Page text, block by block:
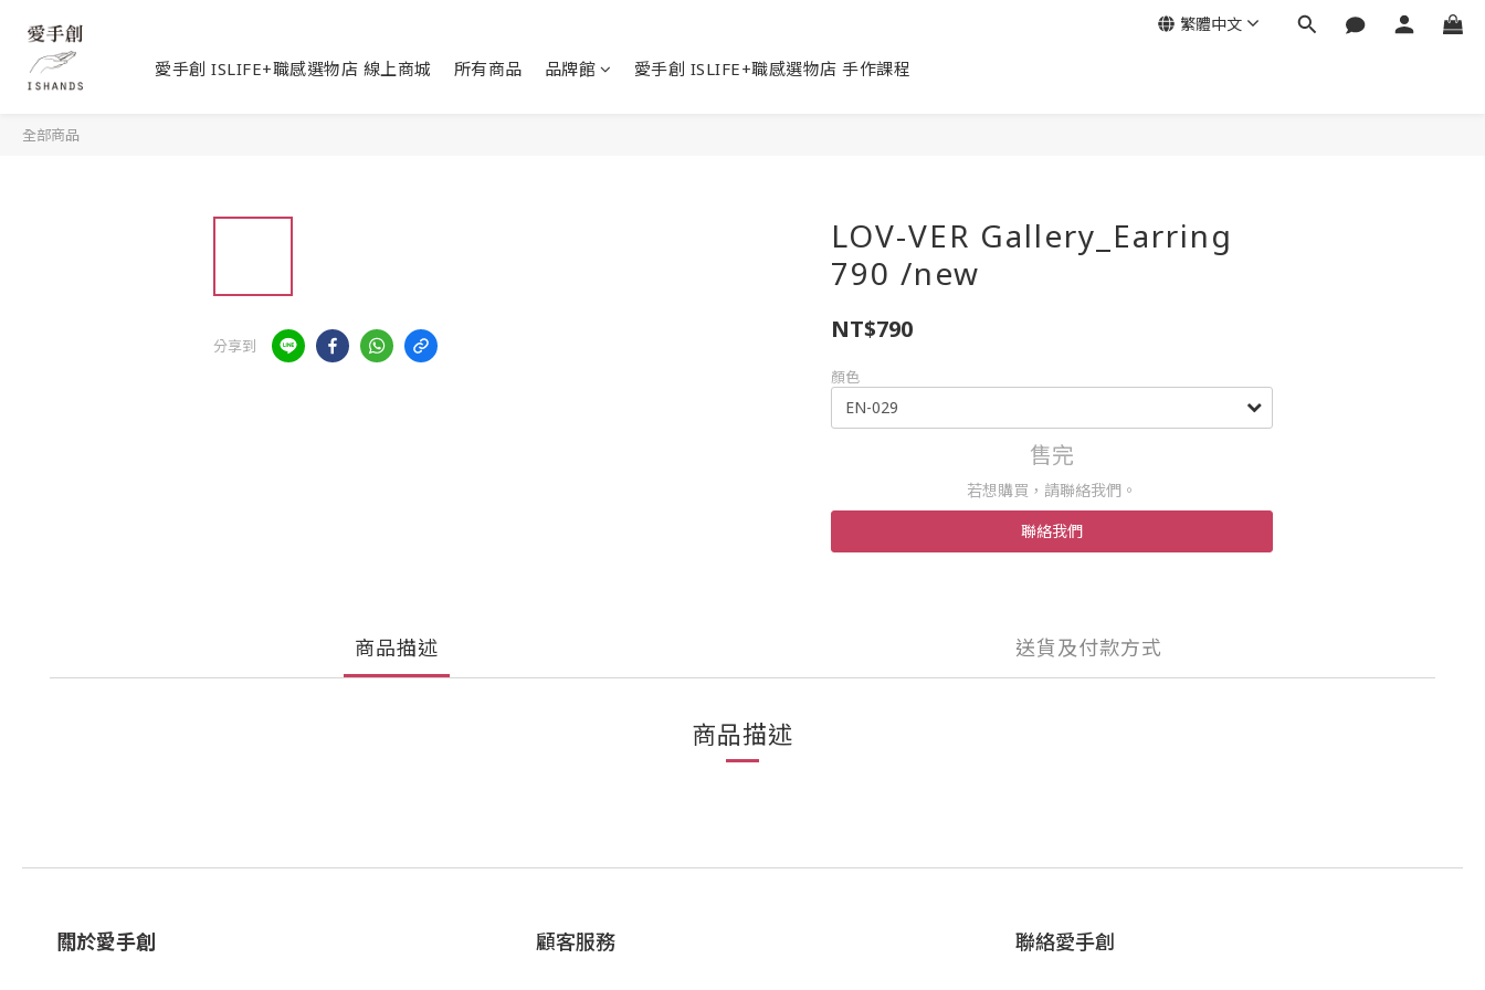
愛手創 ISLIFE+職感選物店 線上商城 所有商品 品牌館 愛手創 ISLIFE+職感選物店 手作課程
繁體中文
全部商品
分享到
LOV-VER​ Gallery​_Earring
790 /new
NT$790
顏色
售完
若想購買，請聯絡我們。
聯絡我們
商品描述 送貨及付款方式
商品描述
關於愛手創 顧客服務 聯絡愛手創